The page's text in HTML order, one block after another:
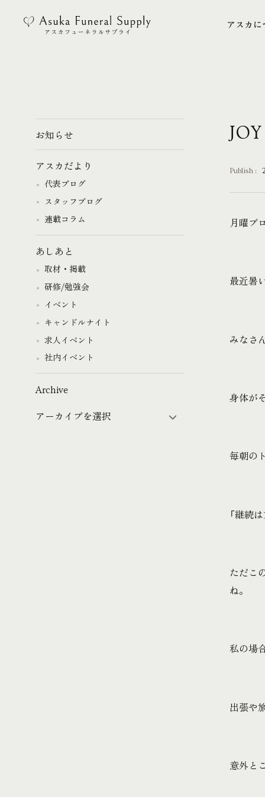
アスカに
JOY
Publish :
月曜ブ
最近暑
みなさ
身体が
毎朝の
「継続
ただこ
ね。
私の場
出張や
意外と
お知らせ
アスカだより
代表ブログ
スタッフブログ
連載コラム
あしあと
取材・掲載
研修/勉強会
イベント
キャンドルナイト
求人イベント
社内イベント
Archive